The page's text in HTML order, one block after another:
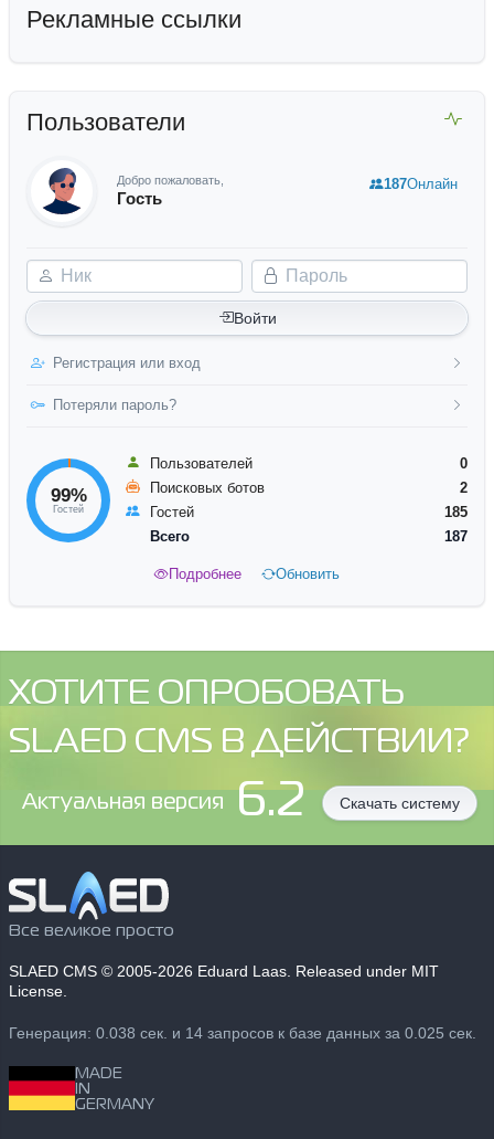
Рекламные ссылки
Пользователи
Добро пожаловать,
Гость
Ник Пароль
Войти
Регистрация или вход
Потеряли пароль?
187Онлайн
99%
Гостей
Пользователей
0
Поисковых ботов
2
Гостей
185
Всего
187
Подробнее Обновить
ХОТИТЕ ОПРОБОВАТЬ
SLAED CMS В ДЕЙСТВИИ?
Aктуальная версия 6.2 Скачать систему
Все великое просто
SLAED CMS © 2005-2026 Eduard Laas. Released under MIT
License.
Генерация: 0.038 сек. и 14 запросов к базе данных за 0.025 сек.
MADE
IN
GERMANY